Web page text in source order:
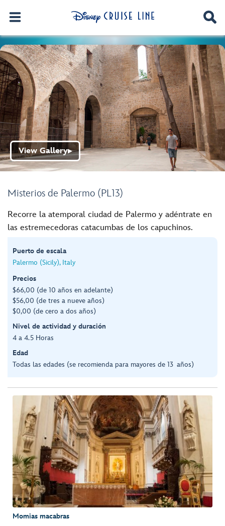
Misterios de Palermo (PL13)
View Gallery▶
Recorre la atemporal ciudad de Palermo y adéntrate en
las estremecedoras catacumbas de los capuchinos.
Puerto de escala
Palermo (Sicily), Italy
Precios
$66,00 (de 10 años en adelante)
$56,00 (de tres a nueve años)
$0,00 (de cero a dos años)
Nivel de actividad y duración
4 a 4.5 Horas
Edad
Todas las edades (se recomienda para mayores de 13 años)
Momias macabras